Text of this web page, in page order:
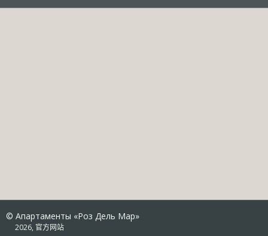
© Апартаменты «Роз Дель Мар»
2026, 官方网站